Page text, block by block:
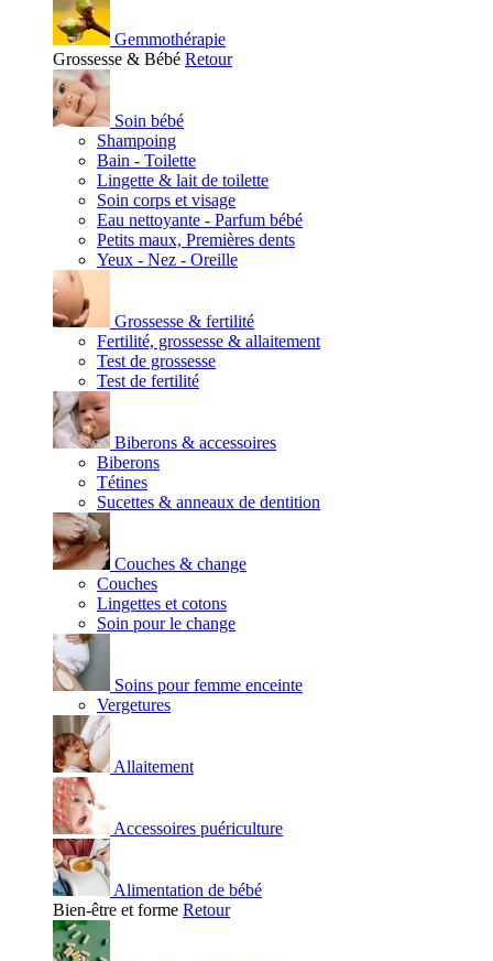
Gemmothérapie
Grossesse & Bébé Retour
Soin bébé
Shampoing
Bain - Toilette
Lingette & lait de toilette
Soin corps et visage
Eau nettoyante - Parfum bébé
Petits maux, Premières dents
Yeux - Nez - Oreille
Grossesse & fertilité
Fertilité, grossesse & allaitement
Test de grossesse
Test de fertilité
Biberons & accessoires
Biberons
Tétines
Sucettes & anneaux de dentition
Couches & change
Couches
Lingettes et cotons
Soin pour le change
Soins pour femme enceinte
Vergetures
Allaitement
Accessoires puériculture
Alimentation de bébé
Bien-être et forme Retour